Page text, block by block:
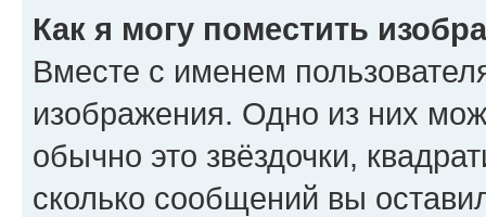
Как я могу поместить
Вместе с именем
изображения. Одно из них
обычно это звёздочки,
сколько сообщений вы